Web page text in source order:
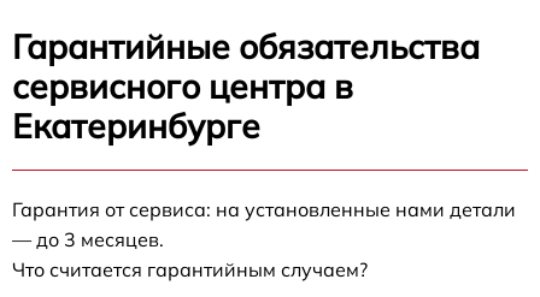
Гарантийные обязательства
сервисного центра в
Екатеринбурге
Гарантия от сервиса: на установленные нами детали
— до 3 месяцев.
Что считается гарантийным случаем?